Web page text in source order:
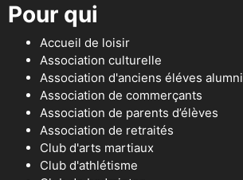
Pour qui
Accueil de loisir
Association culturelle
Association d'anciens éléves alumni
Association de commerçants
Association de parents d’élèves
Association de retraités
Club d'arts martiaux
Club d'athlétisme